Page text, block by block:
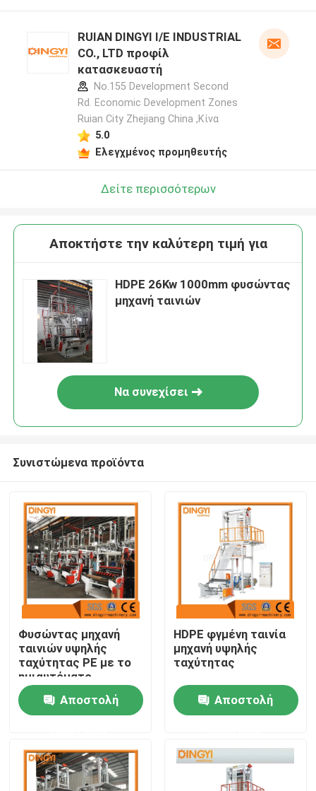
Σπίτι
Περίπου εμείς
RUIAN DINGYI I/E INDUSTRIAL
CO., LTD προφίλ
κατασκευαστή
No.155 Development Second
Rd. Economic Development Zones
Ruian City Zhejiang China ,Κίνα
5.0
Ελεγχμένος προμηθευτής
Δείτε περισσότερων
Αποκτήστε την καλύτερη τιμή για
HDPE 26Kw 1000mm φυσώντας
μηχανή ταινιών
Να συνεχίσει
Συνιστώμενα προϊόντα
Φυσώντας μηχανή
ταινιών υψηλής
ταχύτητας PE με το
ημιαυτόματο
κουρδιστήρι
Αποστολή
HDPE φγμένη ταινία
μηχανή υψηλής
ταχύτητας
Αποστολή